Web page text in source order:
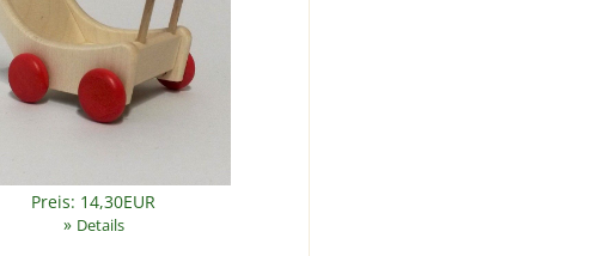
Preis: 14,30EUR
» Details